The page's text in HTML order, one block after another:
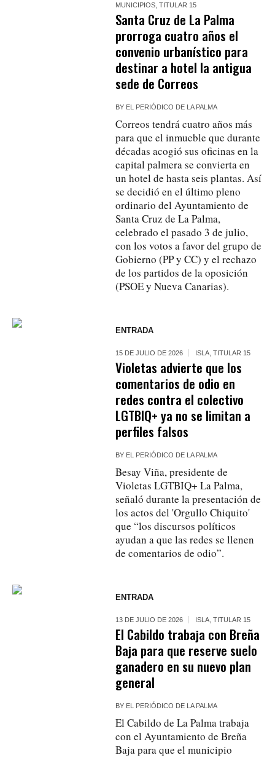
MUNICIPIOS ,TITULAR 15
Santa Cruz de La Palma
prorroga cuatro años el
convenio urbanístico para
destinar a hotel la antigua
sede de Correos
BY EL PERIÓDICO DE LA PALMA
Correos tendrá cuatro años más
para que el inmueble que durante
décadas acogió sus oficinas en la
capital palmera se convierta en
un hotel de hasta seis plantas. Así
se decidió en el último pleno
ordinario del Ayuntamiento de
Santa Cruz de La Palma,
celebrado el pasado 3 de julio,
con los votos a favor del grupo de
Gobierno (PP y CC) y el rechazo
de los partidos de la oposición
(PSOE y Nueva Canarias).
ENTRADA
15 DE JULIO DE 2026 ISLA ,TITULAR 15
Violetas advierte que los
comentarios de odio en
redes contra el colectivo
LGTBIQ+ ya no se limitan a
perfiles falsos
BY EL PERIÓDICO DE LA PALMA
Besay Viña, presidente de
Violetas LGTBIQ+ La Palma,
señaló durante la presentación de
los actos del 'Orgullo Chiquito'
que “los discursos políticos
ayudan a que las redes se llenen
de comentarios de odio”.
ENTRADA
13 DE JULIO DE 2026 ISLA ,TITULAR 15
El Cabildo trabaja con Breña
Baja para que reserve suelo
ganadero en su nuevo plan
general
BY EL PERIÓDICO DE LA PALMA
El Cabildo de La Palma trabaja
con el Ayuntamiento de Breña
Baja para que el municipio